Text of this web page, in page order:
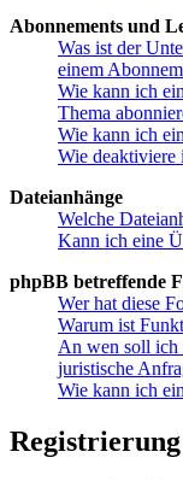
Abonnements und
Was ist der
einem
Wie kann ich
Thema
Wie kann ich
Wie deaktiviere
Dateianhänge
Welche
Kann ich eine
phpBB betreffende
Wer hat diese
Warum ist
An wen soll ich
juristische
Wie kann ich